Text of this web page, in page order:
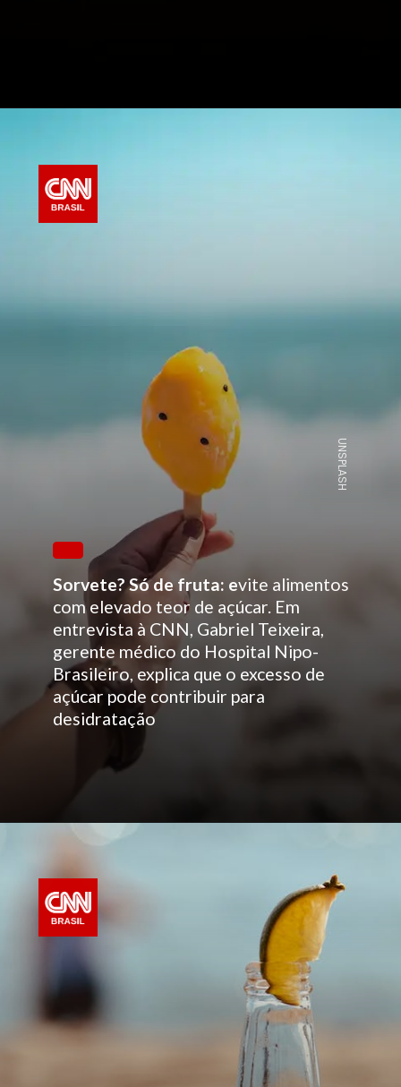
Sorvete? Só de fruta: evite alimentos
com elevado teor de açúcar. Em
entrevista à CNN, Gabriel Teixeira,
gerente médico do Hospital Nipo-
Brasileiro, explica que o excesso de
açúcar pode contribuir para
desidratação
UNSPLASH